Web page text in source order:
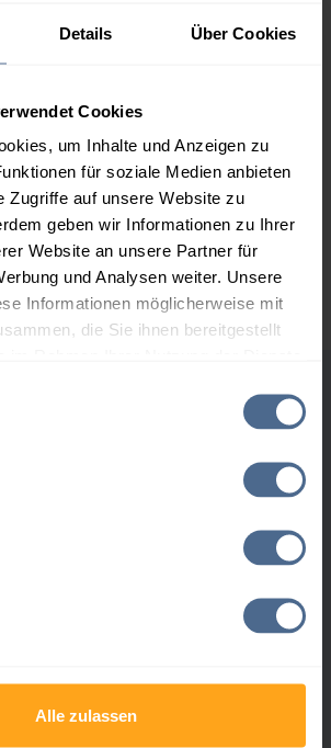
Details Über Cookies
Cookies
um Inhalte und Anzeigen zu
für soziale Medien anbieten
Zugriffe auf unsere Website zu
geben wir Informationen zu Ihrer
Website an unsere Partner für
und Analysen weiter. Unsere
Informationen möglicherweise mit
die Sie ihnen bereitgestellt
Alle zulassen
154,90 €
153,18 €
153,18 €
nach Ö-Norm C 1109 in € / 100
und Lieferung bei einer Lieferstelle.
Tiefststände der
Datum